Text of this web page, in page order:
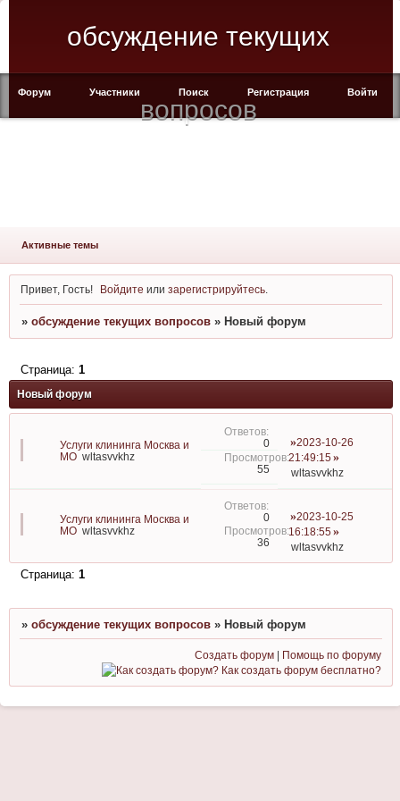
обсуждение текущих
вопросов
Форум Участники Поиск Регистрация Войти
Активные темы
Привет, Гость! Войдите илизарегистрируйтесь
» обсуждение текущих вопросов » Новый форум
Новый форум
Страница: 1
Услуги клининга Москва и
МО wltasvvkhz
0
55
2023-10-26
21:49:15
wltasvvkhz
Услуги клининга Москва и
МО wltasvvkhz
0
36
2023-10-25
16:18:55
wltasvvkhz
Страница: 1
» обсуждение текущих вопросов » Новый форум
Создать форум | Помощь по форуму